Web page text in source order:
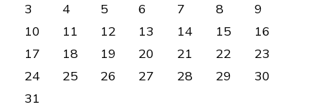
3
4 5 6 7 8
9
10
11 12 13 14 15
16
17
18 19 20 21 22
23
24
25 26 27 28 29
30
31